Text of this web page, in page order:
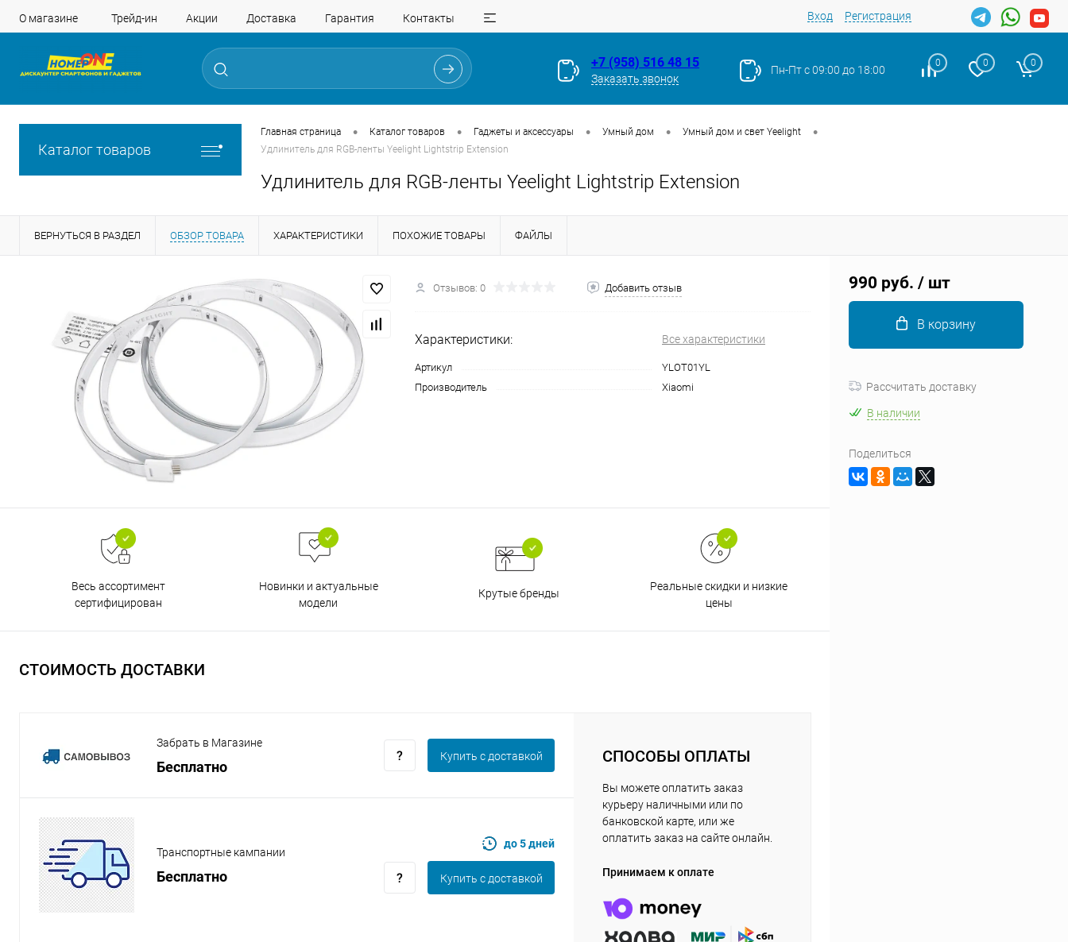
О магазине Трейд-ин Акции Доставка Гарантия Контакты Вход Регистрация
+7 (958) 516 48 15
Заказать звонок
Пн-Пт с 09:00 до 18:00
0 0 0
Каталог товаров
Главная страница • Каталог товаров • Гаджеты и аксессуары • Умный дом • Умный дом и свет Yeelight •
Удлинитель для RGB-ленты Yeelight Lightstrip Extension
Удлинитель для RGB-ленты Yeelight Lightstrip Extension
ВЕРНУТЬСЯ В РАЗДЕЛ ОБЗОР ТОВАРА ХАРАКТЕРИСТИКИ ПОХОЖИЕ ТОВАРЫ ФАЙЛЫ
Отзывов: 0 Добавить отзыв
Характеристики: Все характеристики
Артикул
YLOT01YL
Производитель
Xiaomi
Весь ассортимент
сертифицирован
Новинки и актуальные
модели
Крутые бренды
Реальные скидки и низкие
цены
СТОИМОСТЬ ДОСТАВКИ
Забрать в Магазине
Бесплатно
Купить c доставкой
Транспортные кампании
Бесплатно
до 5 дней
Купить c доставкой
СПОСОБЫ ОПЛАТЫ
Вы можете оплатить заказ
курьеру наличными или по
банковской карте, или же
оплатить заказ на сайте онлайн.
Принимаем к оплате
990 руб. / шт
В корзину
Рассчитать доставку
В наличии
Поделиться
Для клиентов всех банков
Разбейте
на части
в корзину
списываться
с вашей картыпо25%каждые 2 недели
Подробнееоб оплате Плайтом